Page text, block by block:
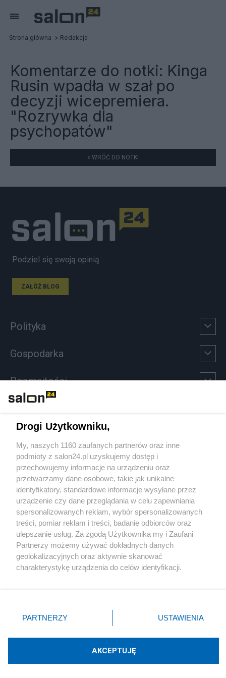
Strona główna Redakcja
Komentarze do notki: Kinga
Rusin wpadła w szał po
decyzji wicepremiera.
"Rozrywka dla
psychopatów"
« WRÓĆ DO NOTKI
Podziel się swoją opinią
ZAŁÓŻ BLOG
Polityka
Gospodarka
Rozmaitości
Sport
Społeczeństwo
Kultura
X Facebook Instagram Youtube
Technologię dostarcza:W3media.pl
Drogi Użytkowniku,
My, naszych 1160 zaufanych partnerów oraz inne
podmioty z salon24.pl uzyskujemy dostęp i
przechowujemy informacje na urządzeniu oraz
przetwarzamy dane osobowe, takie jak unikalne
identyfikatory, standardowe informacje wysyłane przez
urządzenie czy dane przeglądania w celu zapewniania
spersonalizowanych reklam, wybór spersonalizowanych
treści, pomiar reklam i treści, badanie odbiorców oraz
ulepszanie usług. Za zgodą Użytkownika my i Zaufani
Partnerzy możemy używać dokładnych danych
geolokalizacyjnych oraz aktywnie skanować
charakterystykę urządzenia do celów identyfikacji.
zmienić/wycofać klikając przycisk ustawień prywatności
znajdujący się w lewym dolnym rogu strony
rodzaje przetwarzania danych nie wymagają zgody
użytkownika, ale masz prawo sprzeciwić się takiemu
PARTNERZY USTAWIENIA
AKCEPTUJĘ